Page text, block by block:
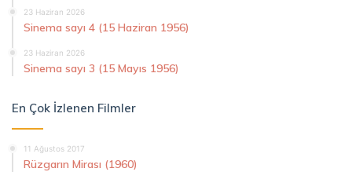
23 Haziran 2026
Sinema sayı 4 (15 Haziran 1956)
23 Haziran 2026
Sinema sayı 3 (15 Mayıs 1956)
En Çok İzlenen Filmler
11 Ağustos 2017
Rüzgarın Mirası (1960)